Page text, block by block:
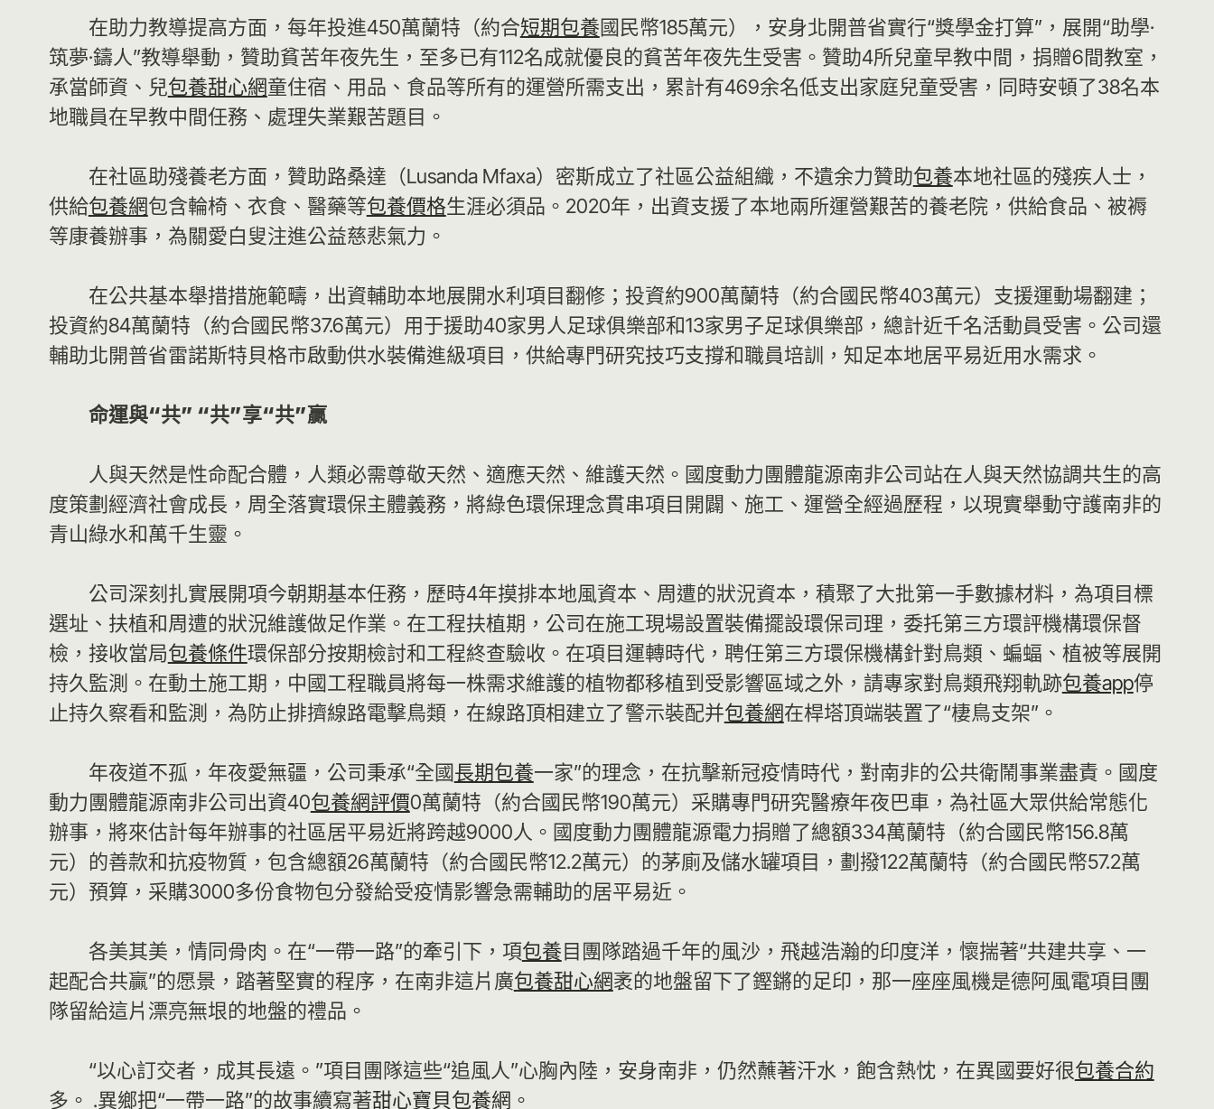
在助力教導提高方面，每年投進450萬蘭特（約合短期包養國民幣185萬元），安身北開普省實行“獎學金打算”，展開“助學·
筑夢·鑄人”教導舉動，贊助貧苦年夜先生，至多已有112名成就優良的貧苦年夜先生受害。贊助4所兒童早教中間，捐贈6間教室，
承當師資、兒包養甜心網童住宿、用品、食品等所有的運營所需支出，累計有469余名低支出家庭兒童受害，同時安頓了38名本
地職員在早教中間任務、處理失業艱苦題目。
在社區助殘養老方面，贊助路桑達（Lusanda Mfaxa）密斯成立了社區公益組織，不遺余力贊助包養本地社區的殘疾人士，
供給包養網包含輪椅、衣食、醫藥等包養價格生涯必須品。2020年，出資支援了本地兩所運營艱苦的養老院，供給食品、被褥
等康養辦事，為關愛白叟注進公益慈悲氣力。
在公共基本舉措措施範疇，出資輔助本地展開水利項目翻修；投資約900萬蘭特（約合國民幣403萬元）支援運動場翻建；
投資約84萬蘭特（約合國民幣37.6萬元）用于援助40家男人足球俱樂部和13家男子足球俱樂部，總計近千名活動員受害。公司還
輔助北開普省雷諾斯特貝格市啟動供水裝備進級項目，供給專門研究技巧支撐和職員培訓，知足本地居平易近用水需求。
命運與“共” “共”享“共”贏
人與天然是性命配合體，人類必需尊敬天然、適應天然、維護天然。國度動力團體龍源南非公司站在人與天然協調共生的高
度策劃經濟社會成長，周全落實環保主體義務，將綠色環保理念貫串項目開闢、施工、運營全經過歷程，以現實舉動守護南非的
青山綠水和萬千生靈。
公司深刻扎實展開項今朝期基本任務，歷時4年摸排本地風資本、周遭的狀況資本，積聚了大批第一手數據材料，為項目標
選址、扶植和周遭的狀況維護做足作業。在工程扶植期，公司在施工現場設置裝備擺設環保司理，委托第三方環評機構環保督
檢，接收當局包養條件環保部分按期檢討和工程終查驗收。在項目運轉時代，聘任第三方環保機構針對鳥類、蝙蝠、植被等展開
持久監測。在動土施工期，中國工程職員將每一株需求維護的植物都移植到受影響區域之外，請專家對鳥類飛翔軌跡包養app停
止持久察看和監測，為防止排擠線路電擊鳥類，在線路頂相建立了警示裝配并包養網在桿塔頂端裝置了“棲鳥支架”。
年夜道不孤，年夜愛無疆，公司秉承“全國長期包養一家”的理念，在抗擊新冠疫情時代，對南非的公共衛鬧事業盡責。國度
動力團體龍源南非公司出資40包養網評價0萬蘭特（約合國民幣190萬元）采購專門研究醫療年夜巴車，為社區大眾供給常態化
辦事，將來估計每年辦事的社區居平易近將跨越9000人。國度動力團體龍源電力捐贈了總額334萬蘭特（約合國民幣156.8萬
元）的善款和抗疫物質，包含總額26萬蘭特（約合國民幣12.2萬元）的茅廁及儲水罐項目，劃撥122萬蘭特（約合國民幣57.2萬
元）預算，采購3000多份食物包分發給受疫情影響急需輔助的居平易近。
各美其美，情同骨肉。在“一帶一路”的牽引下，項包養目團隊踏過千年的風沙，飛越浩瀚的印度洋，懷揣著“共建共享、一
起配合共贏”的愿景，踏著堅實的程序，在南非這片廣包養甜心網袤的地盤留下了鏗鏘的足印，那一座座風機是德阿風電項目團
隊留給這片漂亮無垠的地盤的禮品。
“以心訂交者，成其長遠。”項目團隊這些“追風人”心胸內陸，安身南非，仍然蘸著汗水，飽含熱忱，在異國要好很包養合約
多。 .異鄉把“一帶一路”的故事續寫著甜心寶貝包養網 。